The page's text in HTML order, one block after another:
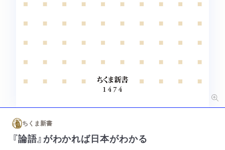
ちくま新書
『論語』がわかれば日本がわかる